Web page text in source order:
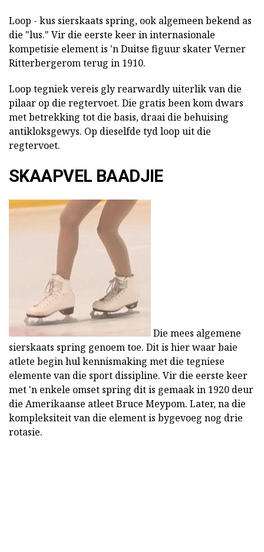
Loop - kus sierskaats spring, ook algemeen bekend as
die "lus." Vir die eerste keer in internasionale
kompetisie element is 'n Duitse figuur skater Verner
Ritterbergerom terug in 1910.
Loop tegniek vereis gly rearwardly uiterlik van die
pilaar op die regtervoet. Die gratis been kom dwars
met betrekking tot die basis, draai die behuising
antikloksgewys. Op dieselfde tyd loop uit die
regtervoet.
SKAAPVEL BAADJIE
Die mees algemene
sierskaats spring genoem toe. Dit is hier waar baie
atlete begin hul kennismaking met die tegniese
elemente van die sport dissipline. Vir die eerste keer
met 'n enkele omset spring dit is gemaak in 1920 deur
die Amerikaanse atleet Bruce Meypom. Later, na die
kompleksiteit van die element is bygevoeg nog drie
rotasie.